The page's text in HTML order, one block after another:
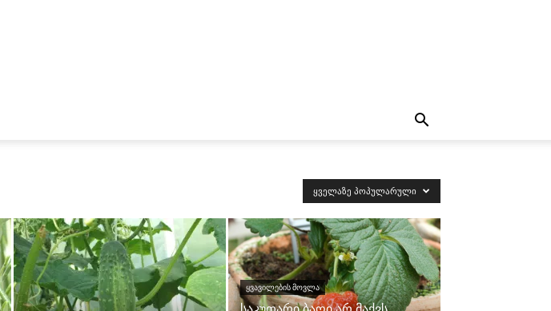
ᲧᲕᲔᲚᲐᲖᲔ ᲞᲝᲞᲣᲚᲐᲠᲣᲚᲘ
ᲧᲕᲐᲕᲘᲚᲔᲑᲘᲡ ᲛᲝᲕᲚᲐ